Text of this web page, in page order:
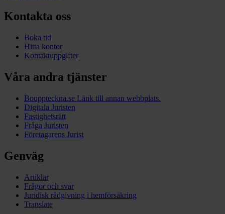
Kontakta oss
Boka tid
Hitta kontor
Kontaktuppgifter
Våra andra tjänster
Bouppteckna.se Länk till annan webbplats.
Digitala Juristen
Fastighetsrätt
Fråga Juristen
Företagarens Jurist
Genväg
Artiklar
Frågor och svar
Juridisk rådgivning i hemförsäkring
Translate